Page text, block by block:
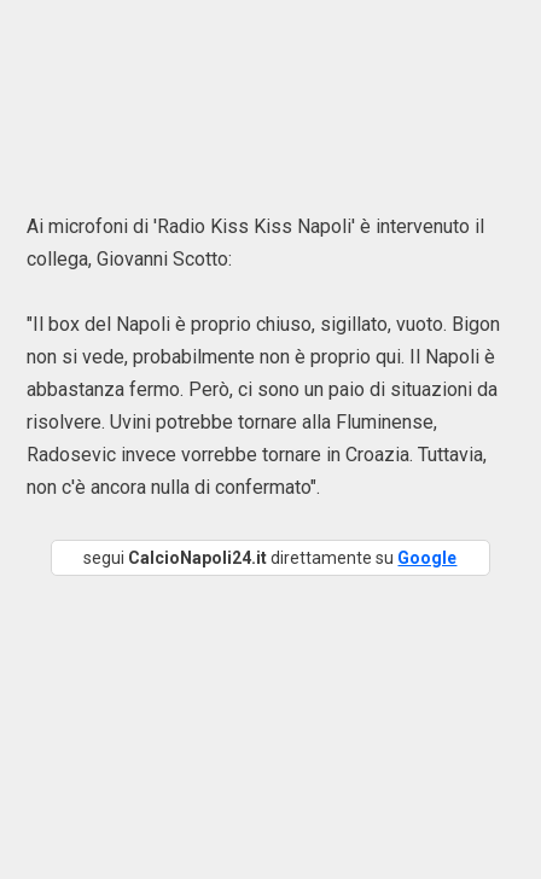
Ai microfoni di 'Radio Kiss Kiss Napoli' è intervenuto il
collega, Giovanni Scotto:
"Il box del Napoli è proprio chiuso, sigillato, vuoto. Bigon
non si vede, probabilmente non è proprio qui. Il Napoli è
abbastanza fermo. Però, ci sono un paio di situazioni da
risolvere. Uvini potrebbe tornare alla Fluminense,
Radosevic invece vorrebbe tornare in Croazia. Tuttavia,
non c'è ancora nulla di confermato".
segui CalcioNapoli24.itdirettamente su Google